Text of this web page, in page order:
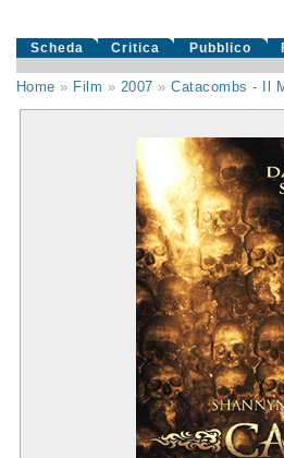
Scheda Critica Pubblico
Home » Film » 2007 »Catacombs - Il